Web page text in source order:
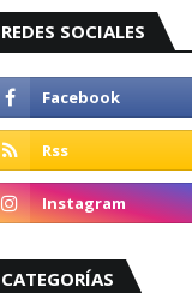
REDES SOCIALES
CATEGORÍAS